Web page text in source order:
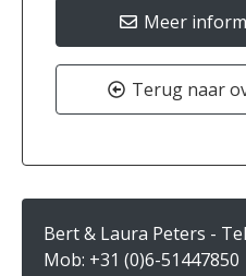
Meer
Terug naar
Bert & Laura Peters -
Mob: +31 (0)6-51447850